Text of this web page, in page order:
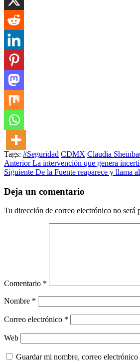
Tags: #Seguridad CDMX Claudia
Post
navigation
AnteriorLa intervención que genera
Siguiente De la Fuente reaparece y llama
Deja un comentario
Tu dirección de correo electrónico no será
Comentario *
Nombre *
Correo electrónico *
Web
Guardar mi nombre, correo